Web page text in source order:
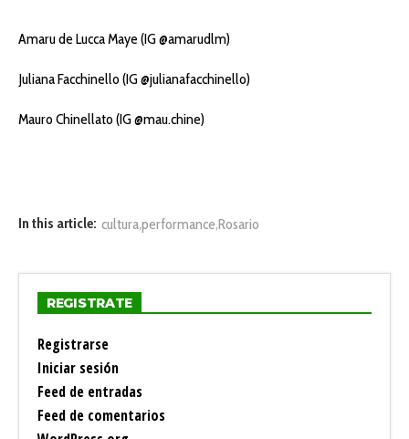
Amaru de Lucca Maye (IG @amarudlm)
Juliana Facchinello (IG @julianafacchinello)
Mauro Chinellato (IG @mau.chine)
In this article: cultura,performance,Rosario
REGISTRATE
Registrarse
Iniciar sesión
Feed de entradas
Feed de comentarios